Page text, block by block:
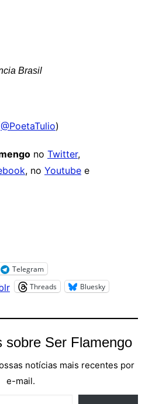
Brasil
@PoetaTulio)
no Twitter,
, no Youtubee
Telegram
Threads Bluesky
sobre Ser Flamengo
notícias mais recentes por
e-mail.